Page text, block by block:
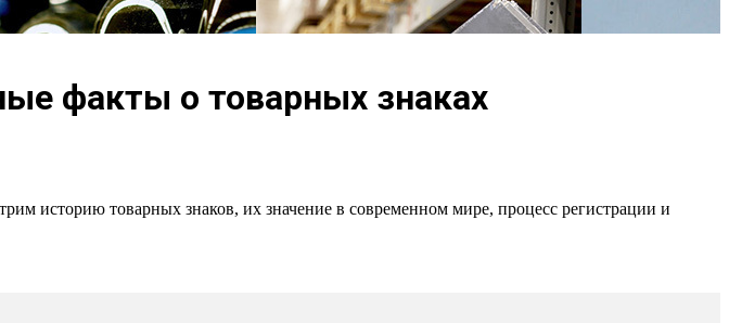
факты о товарных знаках
историю товарных знаков, их значение в современном мире, процесс регистрации и